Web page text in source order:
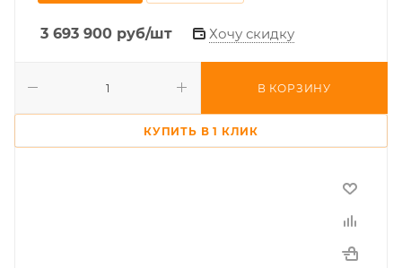
3 693 900 руб/шт Хочу скидку
В КОРЗИНУ
КУПИТЬ В 1 КЛИК